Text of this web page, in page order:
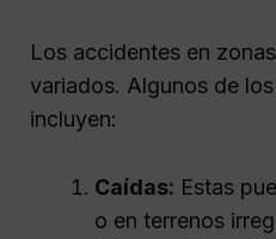
Los accidentes en
variados. Algunos de
incluyen:
Caídas: Estas
o en terrenos